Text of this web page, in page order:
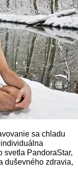
sa chladu
svetla PandoraStar,
duševného zdravia,